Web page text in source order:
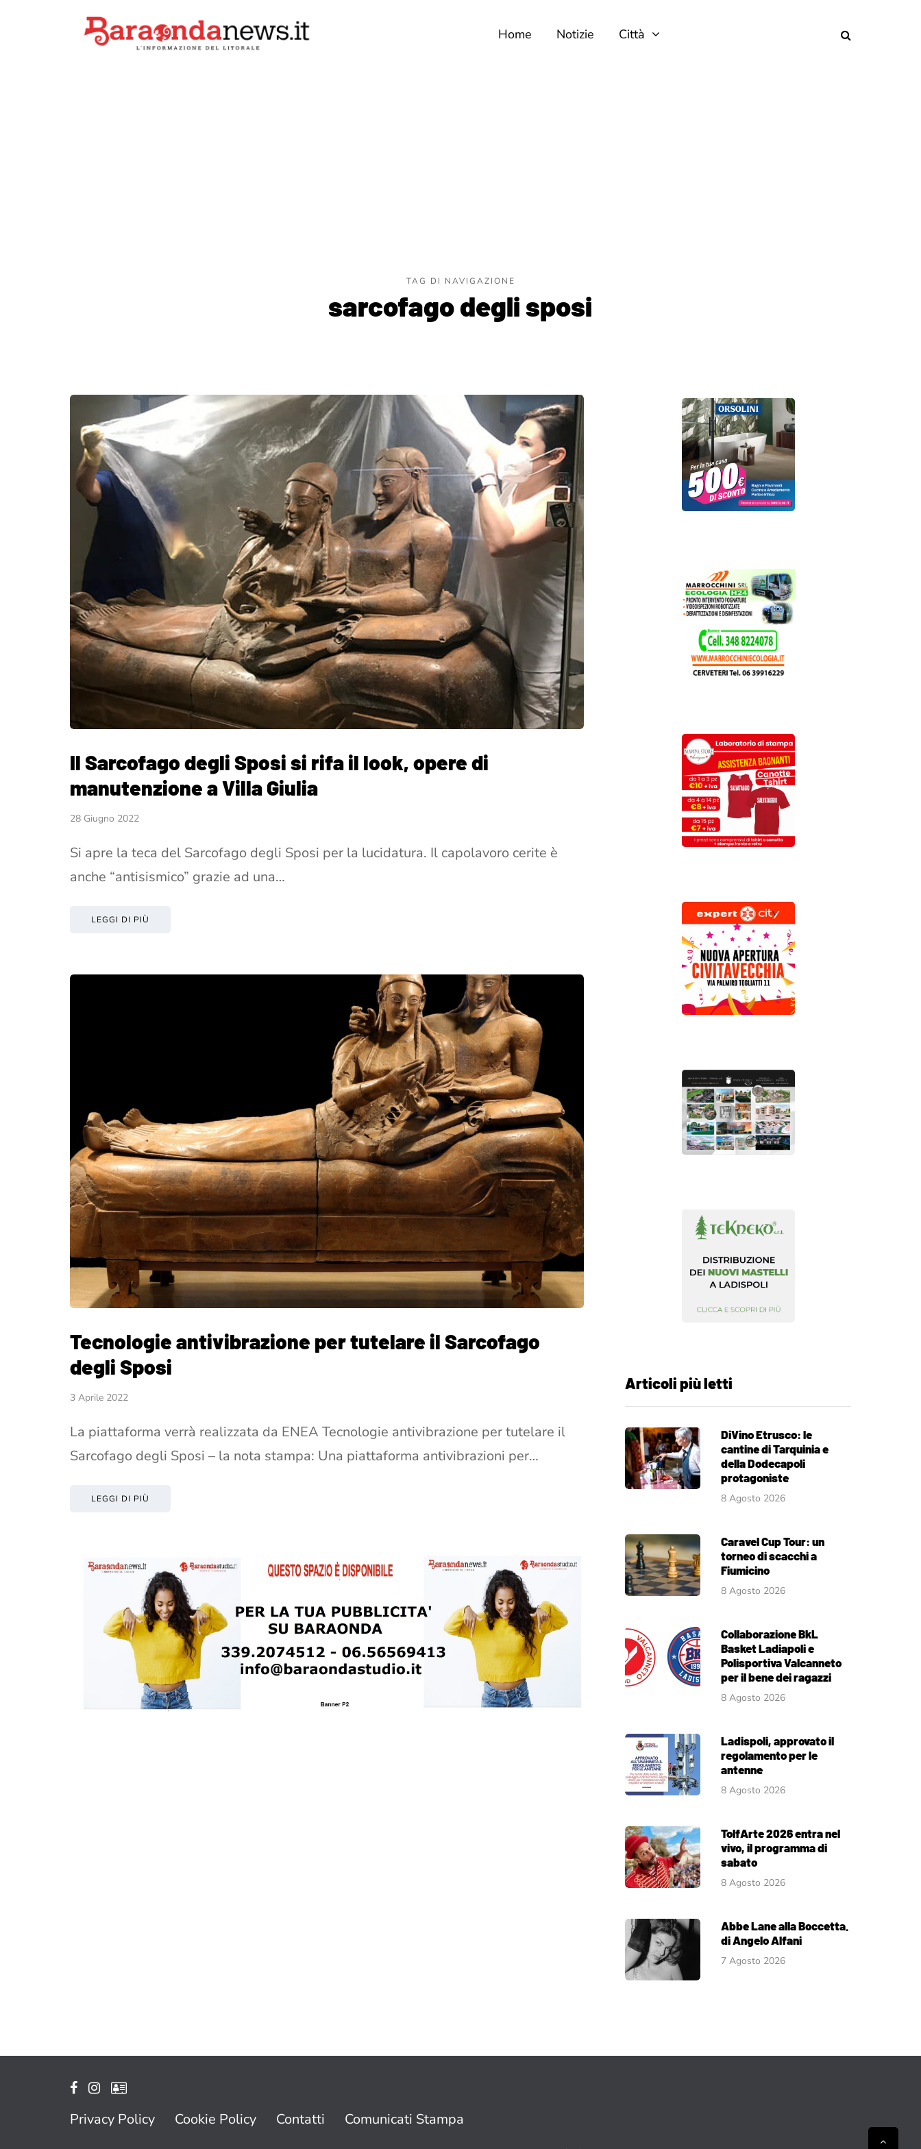
Home Notizie Città
TAG DI NAVIGAZIONE
sarcofago degli sposi
Il Sarcofago degli Sposi si rifa il look, opere di
manutenzione a Villa Giulia
28 Giugno 2022
Si apre la teca del Sarcofago degli Sposi per la lucidatura. Il capolavoro cerite è
anche “antisismico” grazie ad una…
LEGGI DI PIÙ
Tecnologie antivibrazione per tutelare il Sarcofago
degli Sposi
3 Aprile 2022
La piattaforma verrà realizzata da ENEA Tecnologie antivibrazione per tutelare il
Sarcofago degli Sposi – la nota stampa: Una piattaforma antivibrazioni per…
LEGGI DI PIÙ
Articoli più letti
DiVino Etrusco: le
cantine di Tarquinia e
della Dodecapoli
protagoniste
8 Agosto 2026
Caravel Cup Tour: un
torneo di scacchi a
Fiumicino
8 Agosto 2026
Collaborazione BkL
Basket Ladiapoli e
Polisportiva Valcanneto
per il bene dei ragazzi
8 Agosto 2026
Ladispoli, approvato il
regolamento per le
antenne
8 Agosto 2026
TolfArte 2026 entra nel
vivo, il programma di
sabato
8 Agosto 2026
Abbe Lane alla Boccetta.
di Angelo Alfani
7 Agosto 2026
Privacy Policy Cookie Policy Contatti Comunicati Stampa